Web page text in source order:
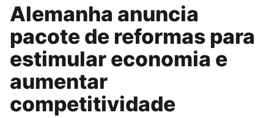
Alemanha anuncia
pacote de reformas para
estimular economia e
aumentar
competitividade